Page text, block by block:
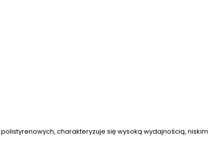
charakteryzuje się wysoką wydajnością, niskim